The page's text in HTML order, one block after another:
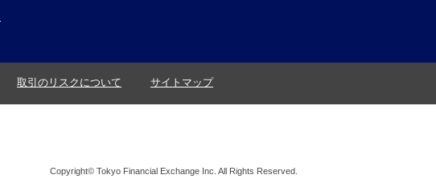
取引のリスクについて サイトマップ
Copyright© Tokyo Financial Exchange Inc. All Rights Reserved.